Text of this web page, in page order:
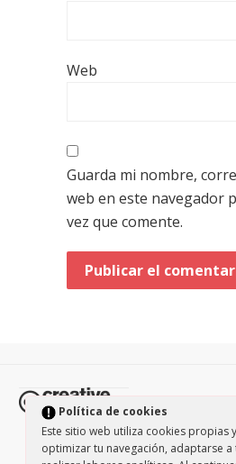
Política de cookies
Este sitio web utiliza cookies propias
optimizar tu navegación, adaptarse
Web
Guarda mi nombre,
web en este navegador
vez que comente.
Todos los
protegidos por la licencia
NonCommercial-ShareAlike 3.0. /